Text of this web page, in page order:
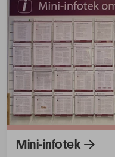
Mini-infotek